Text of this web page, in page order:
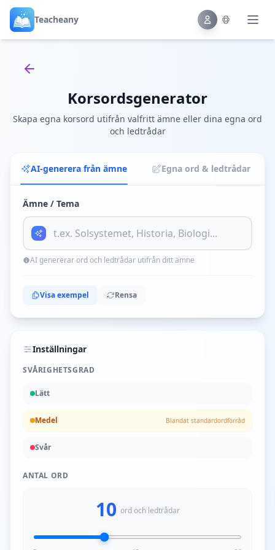
Teacheany
Back to tools
Korsordsgenerator
Skapa egna korsord utifrån valfritt ämne eller dina egna ord
och ledtrådar
AI-generera från ämne Egna ord & ledtrådar
Ämne / Tema
AI genererar ord och ledtrådar utifrån ditt ämne
Visa exempel Rensa
Inställningar
SVÅRIGHETSGRAD
Lätt
Medel Blandat standardordförråd
Svår
ANTAL ORD
10 ord och ledtrådar